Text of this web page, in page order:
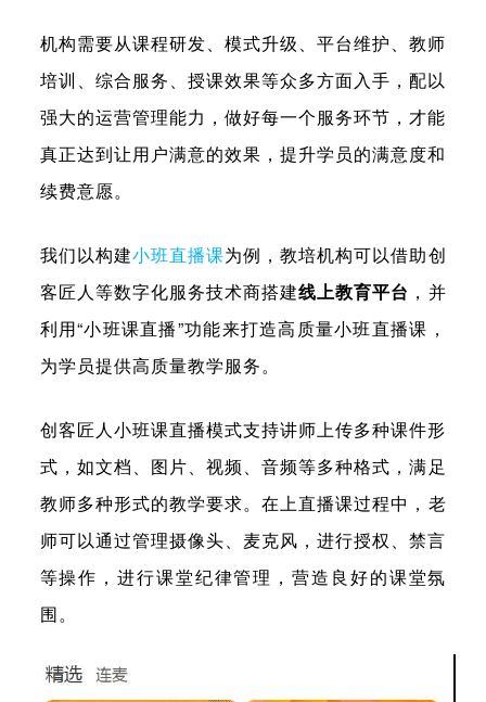
机构需要从课程研发、模式升级、平台维护、教师
培训、综合服务、授课效果等众多方面入手，配以
强大的运营管理能力，做好每一个服务环节，才能
真正达到让用户满意的效果，提升学员的满意度和
续费意愿。
我们以构建小班直播课为例，教培机构可以借助创
客匠人等数字化服务技术商搭建线上教育平台 ，并
利用“小班课直播”功能来打造高质量小班直播课，
为学员提供高质量教学服务。
创客匠人小班课直播模式支持讲师上传多种课件形
式，如文档、图片、视频、音频等多种格式，满足
教师多种形式的教学要求。在上直播课过程中，老
师可以通过管理摄像头、麦克风，进行授权、禁言
等操作，进行课堂纪律管理，营造良好的课堂氛
围。